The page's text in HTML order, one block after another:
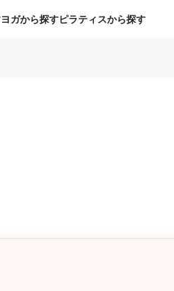
ヨガから探すピラティスから探す